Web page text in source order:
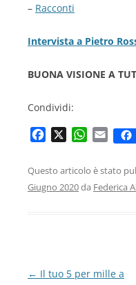
– Racconti
Intervista a Pietro
BUONA VISIONE A
Condividi:
c
b
W
s
E
a
l
Questo articolo è stato
Giugno 2020da Federica
Navigazione
← Il tuo 5 per mille a